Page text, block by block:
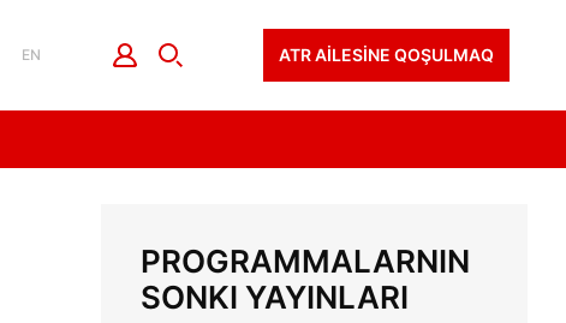
EN ATR AİLESİNE QOŞULMAQ
PROGRAMMALARNIN
SONKI YAYINLARI